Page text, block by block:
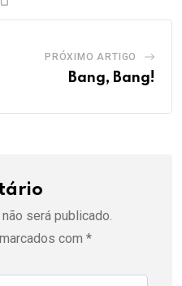
PRÓXIMO ARTIGO
Bang, Bang!
será publicado.
com *